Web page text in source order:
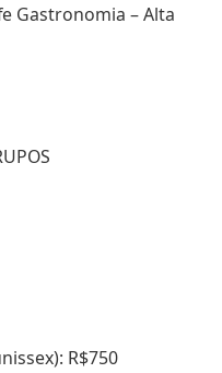
Gastronomia – Alta
R$750